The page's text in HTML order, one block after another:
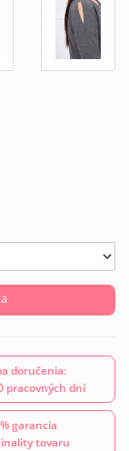
doručenia:
pracovných dní
garancia
tovaru